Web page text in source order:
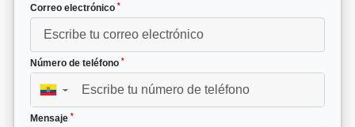
Correo electrónico *
Número de teléfono *
▼
Mensaje *